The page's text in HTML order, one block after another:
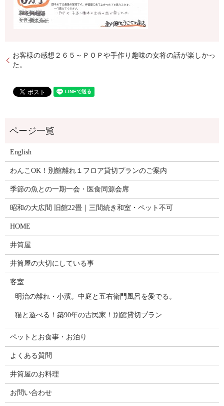
お客様の感想２６５～ＰＯＰや手作り趣味の女将の話が楽しかっ
た。
English
わんこOK！別館離れ１フロア貸切プランのご案内
季節の魚との一期一会・医食同源会席
昭和の大広間 旧館22畳｜三間続き和室・ペット不可
HOME
井筒屋
井筒屋の大切にしている事
客室
明治の離れ・小濱。中庭と五右衛門風呂を愛でる。
猫と遊べる！築90年の古民家！別館貸切プラン
ペットとお食事・お泊り
よくある質問
井筒屋のお料理
お問い合わせ